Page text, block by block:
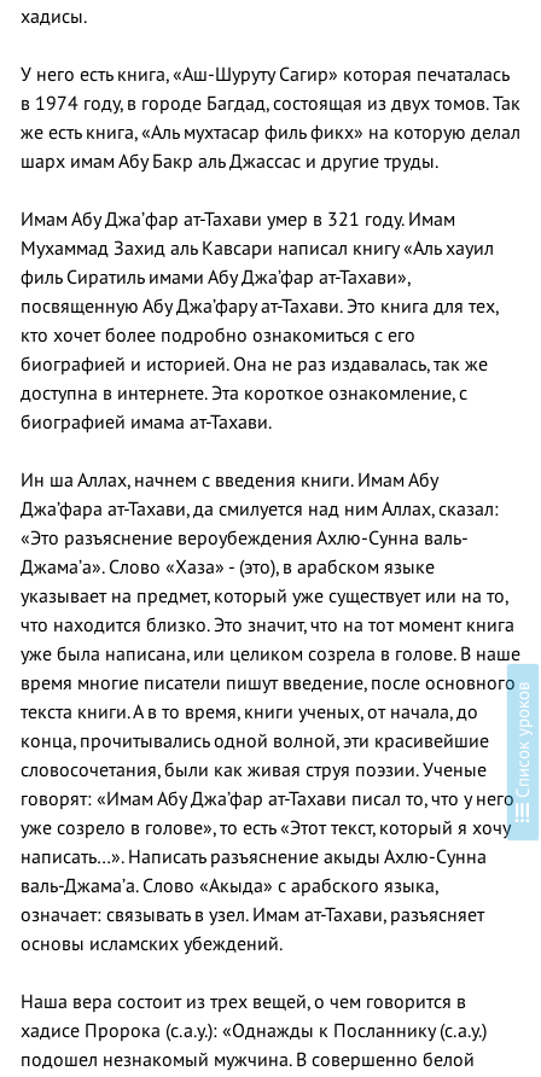
С
п
и
с
о
к
у
р
о
к
о
в
хадисы.
У него есть книга, «Аш-Шуруту Сагир» которая печаталась
в 1974 году, в городе Багдад, состоящая из двух томов. Так
же есть книга, «Аль мухтасар филь фикх» на которую делал
шарх имам Абу Бакр аль Джассас и другие труды.
Имам Абу Джa’фар ат-Тахави умер в 321 году. Имам
Мухаммад Захид аль Кавсари написал книгу «Аль хауил
филь Сиратиль имами Абу Джа’фар ат-Тахави»,
посвященную Абу Джа’фару ат-Тахави. Это книга для тех,
кто хочет более подробно ознакомиться с его
биографией и историей. Она не раз издавалась, так же
доступна в интернете. Эта короткое ознакомление, с
биографией имама ат-Тахави.
Ин ша Аллах, начнем с введения книги. Имам Абу
Джа’фара ат-Тахави, да смилуется над ним Аллах, сказал:
«Это разъяснение вероубеждения Ахлю-Сунна валь-
Джама’а». Слово «Хаза» - (это), в арабском языке
указывает на предмет, который уже существует или на то,
что находится близко. Это значит, что на тот момент книга
уже была написана, или целиком созрела в голове. В наше
время многие писатели пишут введение, после основного
текста книги. А в то время, книги ученых, от начала, до
конца, прочитывались одной волной, эти красивейшие
словосочетания, были как живая струя поэзии. Ученые
говорят: «Имам Абу Джа’фар ат-Тахави писал то, что у него
уже созрело в голове», то есть «Этот текст, который я хочу
написать…». Написать разъяснение акыды Ахлю-Сунна
валь-Джама’а. Слово «Акыда» с арабского языка,
означает: связывать в узел. Имам ат-Тахави, разъясняет
основы исламских убеждений.
Наша вера состоит из трех вещей, о чем говорится в
хадисе Пророка (с.а.у.): «Однажды к Посланнику (с.а.у.)
подошел незнакомый мужчина. В совершенно белой